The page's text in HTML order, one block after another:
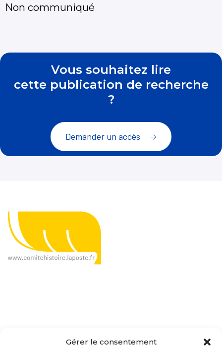
Gérer le consentement
Non communiqué
Vous souhaitez lire
cette publication de recherche
?
Demander un accès